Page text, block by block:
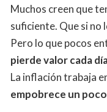
Muchos creen que
suficiente. Que si no
Pero lo que pocos
pierde valor cada
La inflación trabaja
empobrece un poco